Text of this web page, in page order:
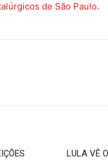
de São Paulo.
LULA VÊ